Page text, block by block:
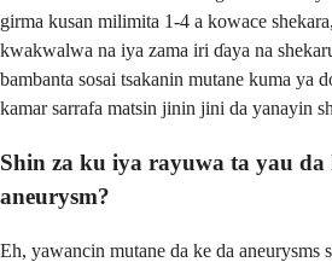
girma kusan milimita 1-4 a kowace
kwakwalwa na iya zama iri ɗaya na
bambanta sosai tsakanin mutane kuma ya
kamar sarrafa matsin jinin jini da yanayin
Shin za ku iya rayuwa ta yau
aneurysm?
Eh, yawancin mutane da ke da aneurysms